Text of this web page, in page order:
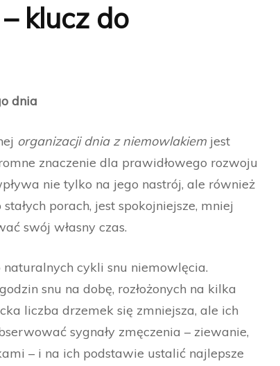
klucz do
dnia
organizacji dnia z niemowlakiem jest
znaczenie dla prawidłowego rozwoju
nie tylko na jego nastrój, ale również
porach, jest spokojniejsze, mniej
swój własny czas.
cykli snu niemowlęcia.
snu na dobę, rozłożonych na kilka
liczba drzemek się zmniejsza, ale ich
sygnały zmęczenia – ziewanie,
– i na ich podstawie ustalić najlepsze